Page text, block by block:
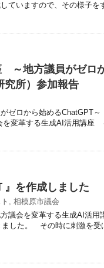
ていますので、その様子を
～地方議員がゼロ
究所）参加報告
ゼロから始めるChatGPT～
を変革する生成AI活用講座
』を作成しました
, 相模原市議会
議会を変革する生成AI活用
した。 その時に刺激を受